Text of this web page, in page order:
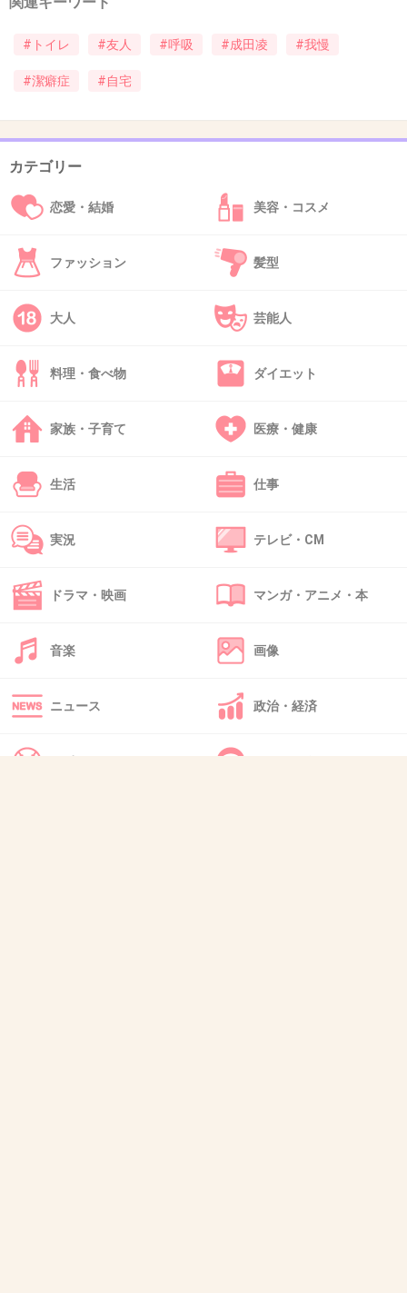
1件の返信
46. 匿名
引きこもりやっていた方が良いかと
47. 匿名 2021/03/22(月) 09:52:30
しかも良くないイメージ
48. 匿名 2021/03/22(月) 09:53:14
チッスだわ💢
1件の返信
#トイレ #友人 #呼吸 #成田凌 #我慢
#潔癖症 #自宅
カテゴリー
恋愛・結婚 美容・コスメ
ファッション 髪型
大人 芸能人
料理・食べ物 ダイエット
家族・子育て 医療・健康
生活 仕事
実況 テレビ・CM
ドラマ・映画 マンガ・アニメ・本
音楽 画像
ニュース 政治・経済